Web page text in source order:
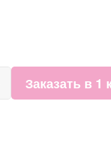
Заказать в 1